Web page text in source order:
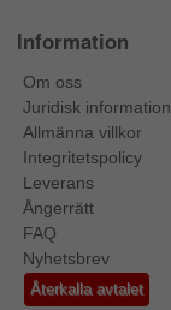
Information
Om oss
Juridisk information
Allmänna villkor
Integritetspolicy
Leverans
Ångerrätt
FAQ
Nyhetsbrev
Återkalla avtalet